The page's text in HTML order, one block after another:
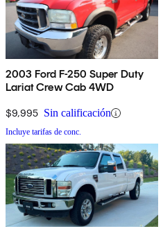
2003 Ford F-250 Super Duty
Lariat Crew Cab 4WD
$9,995 Sin calificación
Incluye tarifas de conc.